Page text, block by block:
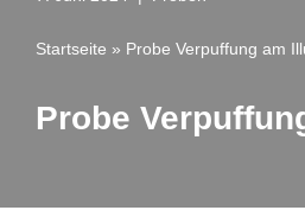
Startseite » Probe Verpuffung am
Probe